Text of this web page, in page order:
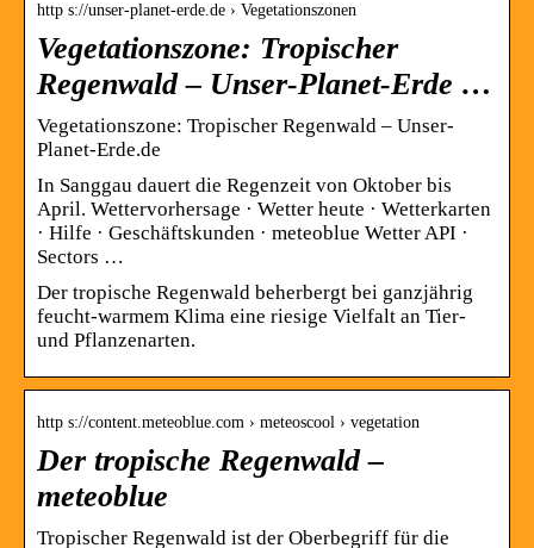
http s://unser-planet-erde.de › Vegetationszonen
Vegetationszone: Tropischer
Regenwald – Unser-Planet-Erde …
Vegetationszone: Tropischer Regenwald – Unser-
Planet-Erde.de
In Sanggau dauert die Regenzeit von Oktober bis
April. Wettervorhersage · Wetter heute · Wetterkarten
· Hilfe · Geschäftskunden · meteoblue Wetter API ·
Sectors …
Der tropische Regenwald beherbergt bei ganzjährig
feucht-warmem Klima eine riesige Vielfalt an Tier-
und Pflanzenarten.
http s://content.meteoblue.com › meteoscool › vegetation
Der tropische Regenwald –
meteoblue
Tropischer Regenwald ist der Oberbegriff für die